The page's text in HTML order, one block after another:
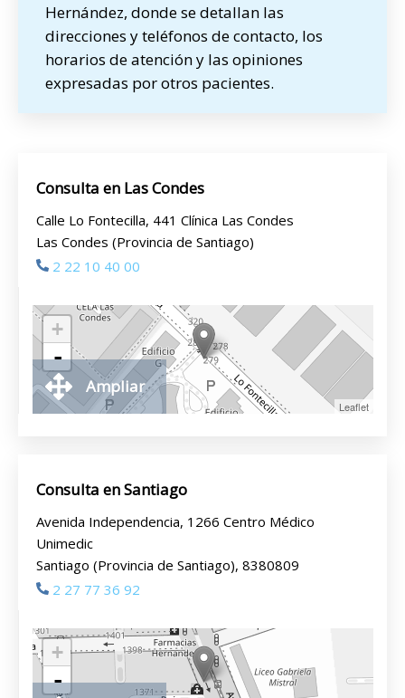
Hernández, donde se detallan las
direcciones y teléfonos de contacto, los
horarios de atención y las opiniones
expresadas por otros pacientes.
Consulta en Las Condes
Calle Lo Fontecilla, 441 Clínica Las Condes
Las Condes (Provincia de Santiago)
2 22 10 40 00
+
-
Leaflet
Ampliar
Consulta en Santiago
Avenida Independencia, 1266 Centro Médico
Unimedic
Santiago (Provincia de Santiago), 8380809
2 27 77 36 92
+
-